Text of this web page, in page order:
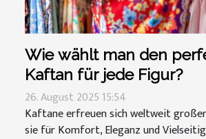
Wie wählt man den
Kaftan für jede Figur?
26. August 2025 15:54
Kaftane erfreuen sich weltweit
sie für Komfort, Eleganz und